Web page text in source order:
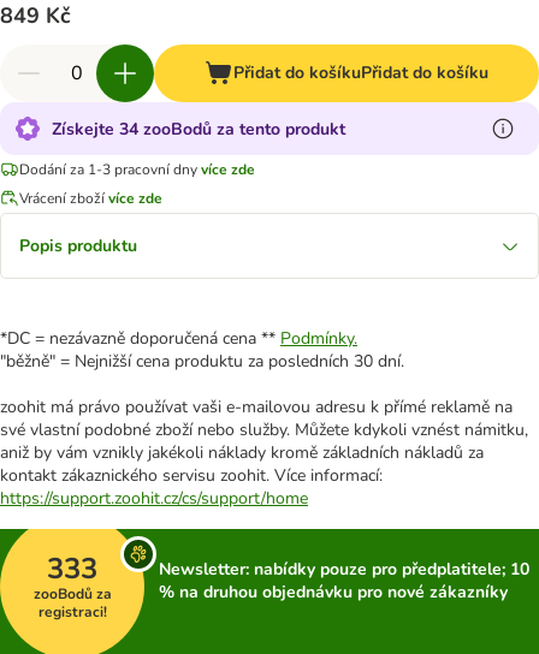
849 Kč
Přidat do košíkuPřidat do košíku
Získejte 34 zooBodů za tento produkt
Dodání za 1-3 pracovní dnyvíce zde
Vrácení zbožívíce zde
Popis produktu
*DC = nezávazně doporučená cena ** Podmínky.
"běžně" = Nejnižší cena produktu za posledních 30 dní.
zoohit má právo používat vaši e-mailovou adresu k přímé reklamě na
své vlastní podobné zboží nebo služby. Můžete kdykoli vznést námitku,
aniž by vám vznikly jakékoli náklady kromě základních nákladů za
kontakt zákaznického servisu zoohit. Více informací:
https://support.zoohit.cz/cs/support/home
333
zooBodů za
registraci!
Newsletter: nabídky pouze pro předplatitele; 10
% na druhou objednávku pro nové zákazníky